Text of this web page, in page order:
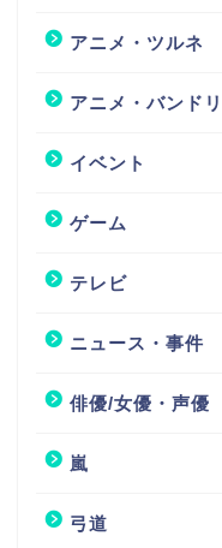
アニメ・ツルネ
アニメ・バンドリ
イベント
ゲーム
テレビ
ニュース・事件
俳優/女優・声優
嵐
弓道